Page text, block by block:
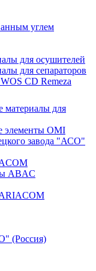
углем
для осушителей
для сепараторов
CD Remeza
материалы для
элементы OMI
завода "АСО"
ABAC
(Россия)